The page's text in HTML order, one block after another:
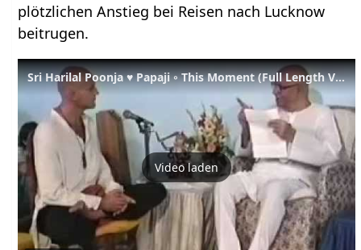
plötzlichen Anstieg bei Reisen nach Lucknow
beitrugen.
Sri Harilal Poonja ♥ Papaji ◦ This Moment (Full Length Video)
Video laden